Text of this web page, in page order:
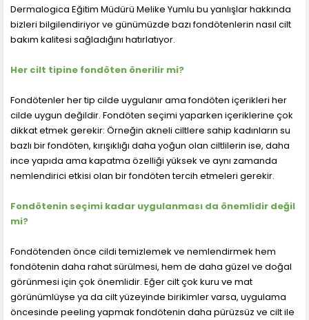
Dermalogica Eğitim Müdürü Melike Yumlu bu yanlışlar hakkında
bizleri bilgilendiriyor ve günümüzde bazı fondötenlerin nasıl cilt
bakım kalitesi sağladığını hatırlatıyor.
Her cilt tipine fondöten önerilir mi?
Fondötenler her tip cilde uygulanır ama fondöten içerikleri her
cilde uygun değildir. Fondöten seçimi yaparken içeriklerine çok
dikkat etmek gerekir: Örneğin akneli ciltlere sahip kadınların su
bazlı bir fondöten, kırışıklığı daha yoğun olan ciltlilerin ise, daha
ince yapıda ama kapatma özelliği yüksek ve aynı zamanda
nemlendirici etkisi olan bir fondöten tercih etmeleri gerekir.
Fondötenin seçimi kadar uygulanması da önemlidir değil
mi?
Fondötenden önce cildi temizlemek ve nemlendirmek hem
fondötenin daha rahat sürülmesi, hem de daha güzel ve doğal
görünmesi için çok önemlidir. Eğer cilt çok kuru ve mat
görünümlüyse ya da cilt yüzeyinde birikimler varsa, uygulama
öncesinde peeling yapmak fondötenin daha pürüzsüz ve cilt ile